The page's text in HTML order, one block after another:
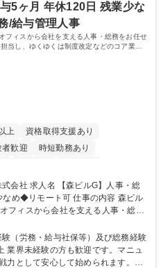
5ヶ月 年休120日 残業少な
/給与管理人事
フィスから会社を支える人事・総務をお任せ
当し、ゆくゆくは制度改定などのコア業務
上
資格取得支援あり
者歓迎
時短勤務あり
歓迎 駅近5分以内 土日祝休み
】人事・総
可 仕事の内容 森ビル
フィスから会社を支える人事・総務
バランスよく担当し、ゆくゆくは制
りがいある環境です。 ■勤怠管
調整等の労務管理全般 ■入退社手続
どのコア業務 ■社内イベントの企画
（労務・給与社保等）及び総務経験
業界未経験の方も歓迎です。マニュ
力として安心して始められます。